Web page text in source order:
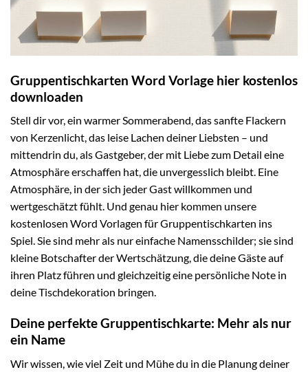
Gruppentischkarten Word Vorlage hier kostenlos
downloaden
Stell dir vor, ein warmer Sommerabend, das sanfte Flackern
von Kerzenlicht, das leise Lachen deiner Liebsten – und
mittendrin du, als Gastgeber, der mit Liebe zum Detail eine
Atmosphäre erschaffen hat, die unvergesslich bleibt. Eine
Atmosphäre, in der sich jeder Gast willkommen und
wertgeschätzt fühlt. Und genau hier kommen unsere
kostenlosen Word Vorlagen für Gruppentischkarten ins
Spiel. Sie sind mehr als nur einfache Namensschilder; sie sind
kleine Botschafter der Wertschätzung, die deine Gäste auf
ihren Platz führen und gleichzeitig eine persönliche Note in
deine Tischdekoration bringen.
Deine perfekte Gruppentischkarte: Mehr als nur
ein Name
Wir wissen, wie viel Zeit und Mühe du in die Planung deiner